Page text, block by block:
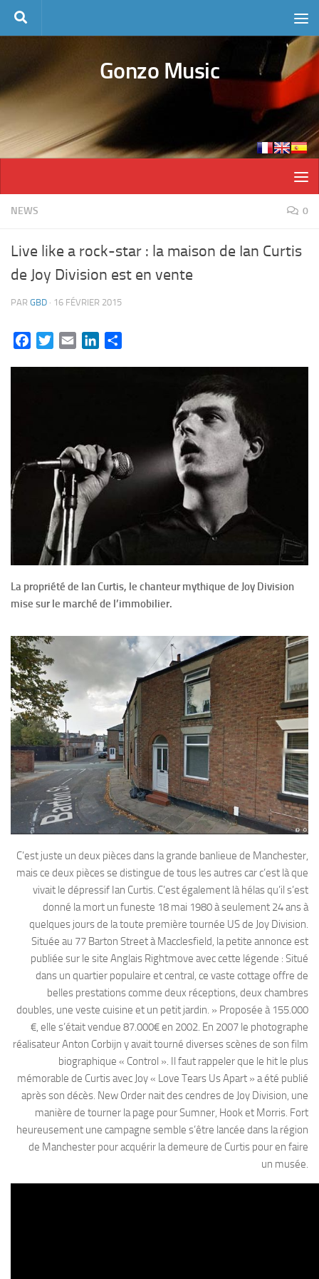
Skip to content
Gonzo Music
NEWS 0
Live like a rock-star : la maison de Ian Curtis
de Joy Division est en vente
PAR GBD · 16 FÉVRIER 2015
FacebookTwitterEmail LinkedIn
La propriété de Ian Curtis, le chanteur mythique de Joy Division
mise sur le marché de l’immobilier.
C’est juste un deux pièces dans la grande banlieue de Manchester,
mais ce deux pièces se distingue de tous les autres car c’est là que
vivait le dépressif Ian Curtis. C’est également là hélas qu’il s’est
donné la mort un funeste 18 mai 1980 à seulement 24 ans à
quelques jours de la toute première tournée US de Joy Division.
Située au 77 Barton Street à Macclesfield, la petite annonce est
publiée sur le site Anglais Rightmove avec cette légende : Situé
dans un quartier populaire et central, ce vaste cottage offre de
belles prestations comme deux réceptions, deux chambres
doubles, une veste cuisine et un petit jardin. » Proposée à 155.000
€, elle s’était vendue 87.000€ en 2002. En 2007 le photographe
réalisateur Anton Corbijn y avait tourné diverses scènes de son film
biographique « Control ». Il faut rappeler que le hit le plus
mémorable de Curtis avec Joy « Love Tears Us Apart » a été publié
après son décès. New Order nait des cendres de Joy Division, une
manière de tourner la page pour Sumner, Hook et Morris. Fort
heureusement une campagne semble s’être lancée dans la région
de Manchester pour acquérir la demeure de Curtis pour en faire
un musée.